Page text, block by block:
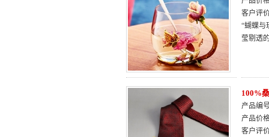
客户评
“蝴蝶与
莹剔透
100%
产品编
产品价
客户评